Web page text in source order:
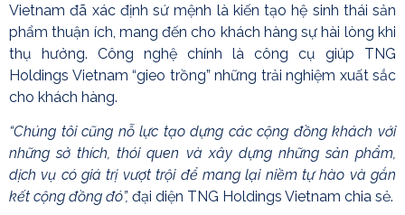
Vietnam đã xác định sứ mệnh là kiến tạo hệ sinh thái sản
phẩm thuận ích, mang đến cho khách hàng sự hài lòng khi
thụ hưởng. Công nghệ chính là công cụ giúp TNG
Holdings Vietnam “gieo trồng” những trải nghiệm xuất sắc
cho khách hàng.
“Chúng tôi cũng nỗ lực tạo dựng các cộng đồng khách với
những sở thích, thói quen và xây dựng những sản phẩm,
dịch vụ có giá trị vượt trội để mang lại niềm tự hào và gắn
kết cộng đồng đó”, đại diện TNG Holdings Vietnam chia sẻ.